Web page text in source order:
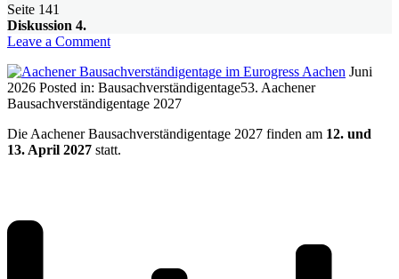
Seite 141
Diskussion 4.
Leave a Commenton
und
Feuchtigkeitsschäden
an
und
erdberührten
Juni
2026 Posted in: Bausachverständigentage53. Aachener
Bausachverständigentage 2027
Die Aachener Bausachverständigentage 2027 finden am 12. und
13. April 2027 statt.